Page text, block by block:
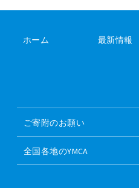
ホーム 最新情報
ご寄附のお願い
全国各地のYMCA